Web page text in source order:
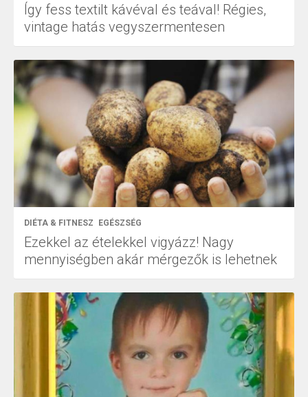
Így fess textilt kávéval és teával! Régies,
vintage hatás vegyszermentesen
DIÉTA & FITNESZ EGÉSZSÉG
Ezekkel az ételekkel vigyázz! Nagy
mennyiségben akár mérgezők is lehetnek